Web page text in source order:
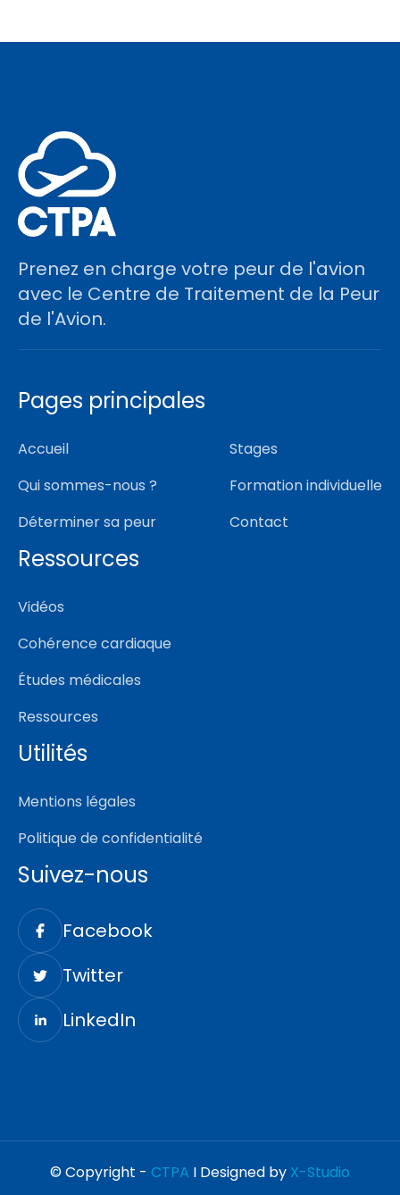
Prenez en charge votre peur de l'avion
avec le Centre de Traitement de la Peur
de l'Avion.
Pages principales
Accueil
Qui sommes-nous ?
Déterminer sa peur
Stages
Formation individuelle
Contact
Ressources
Vidéos
Cohérence cardiaque
Études médicales
Ressources
Utilités
Mentions légales
Politique de confidentialité
Suivez-nous
Facebook
Twitter
LinkedIn
© Copyright - CTPA I Designed by X-Studio